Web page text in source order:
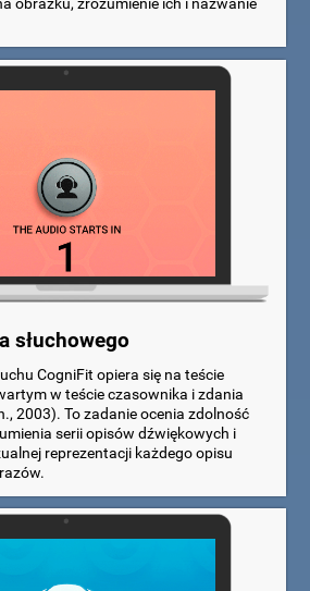
obrazku, zrozumienie ich i nazwanie
słuchowego
CogniFit opiera się na teście
w teście czasownika i zdania
2003). To zadanie ocenia zdolność
serii opisów dźwiękowych i
reprezentacji każdego opisu